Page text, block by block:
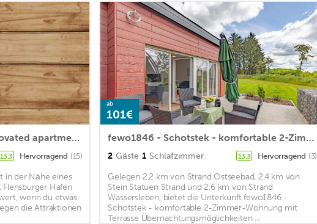
NEW! FIRST TIME! Fully renovated apartment with a view of the Flensburg Fjord
13,3 Hervorragend (15)
in der Nähe eines
Flensburger Hafen
wenn du etwas
die Attraktionen
ab
101€
fewo1846 - Schotstek - komfortable 2-Zimmer-Wohnung mit Terrasse
2 Gäste 1 Schlafzimmer 13,3 Hervorragend (3)
Gelegen 2,2 km von Strand Ostseebad, 2,4 km von
Stein Statuen Strand und 2,6 km von Strand
Wassersleben, bietet die Unterkunft fewo1846 -
Schotstek - komfortable 2-Zimmer-Wohnung mit
Terrasse Übernachtungsmöglichkeiten ...